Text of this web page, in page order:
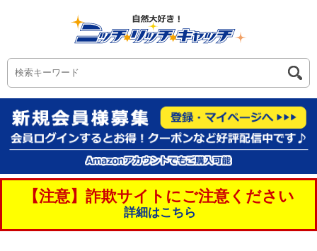
【注意】詐欺サイトにご注意ください
詳細はこちら